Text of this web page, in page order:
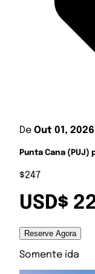
De Out 01, 2026
Punta Cana (PUJ)
$247
USD$
Reserve Agora
Somente ida